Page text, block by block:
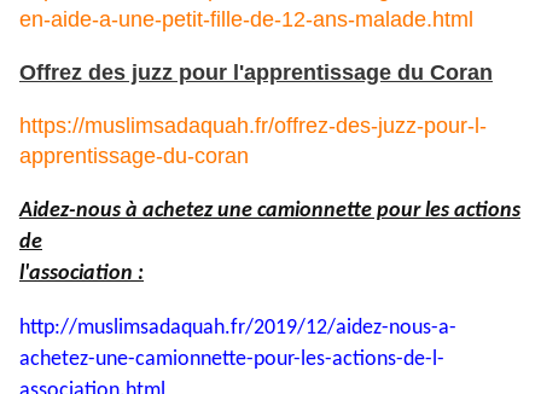
en-aide-a-une-petit-fille-de-12-ans-malade.html
Offrez des juzz pour l'apprentissage du Coran
https://muslimsadaquah.fr/offrez-des-juzz-pour-l-
apprentissage-du-coran
Aidez-nous à achetez une camionnette pour les actions
de
l'association :
http://muslimsadaquah.fr/2019/12/aidez-nous-a-
achetez-une-camionnette-pour-les-actions-de-l-